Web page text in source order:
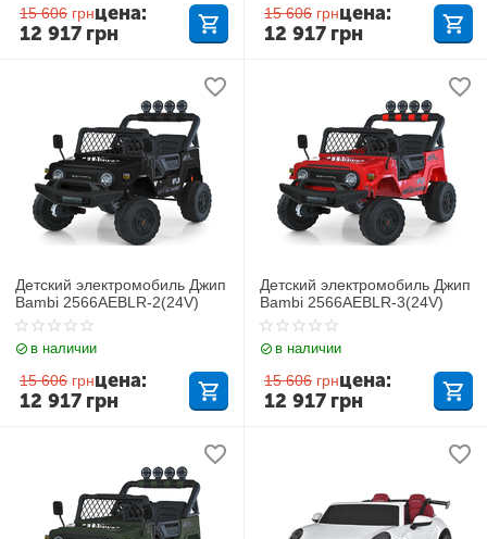
15 606 грн
12 917 грн
цена: 15 606 грн
12 917 грн
цена:
Детский электромобиль Джип
Bambi 2566AEBLR-2(24V)
в наличии
15 606 грн
12 917 грн
цена:
Детский электромобиль Джип
Bambi 2566AEBLR-3(24V)
в наличии
15 606 грн
12 917 грн
цена: